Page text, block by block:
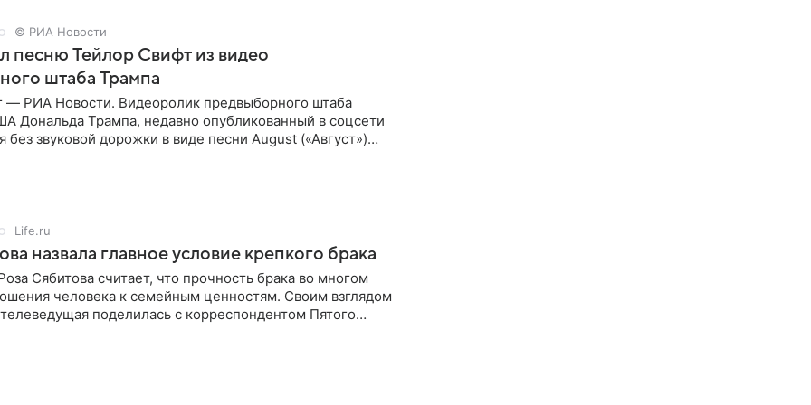
© РИА Новости
песню Тейлор Свифт из видео
штаба Трампа
РИА Новости. Видеоролик предвыборного штаба
Дональда Трампа, недавно опубликованный в соцсети
без звуковой дорожки в виде песни August («Август»)
Life.ru
назвала главное условие крепкого брака
Сябитова считает, что прочность брака во многом
человека к семейным ценностям. Своим взглядом
поделилась с корреспондентом Пятого